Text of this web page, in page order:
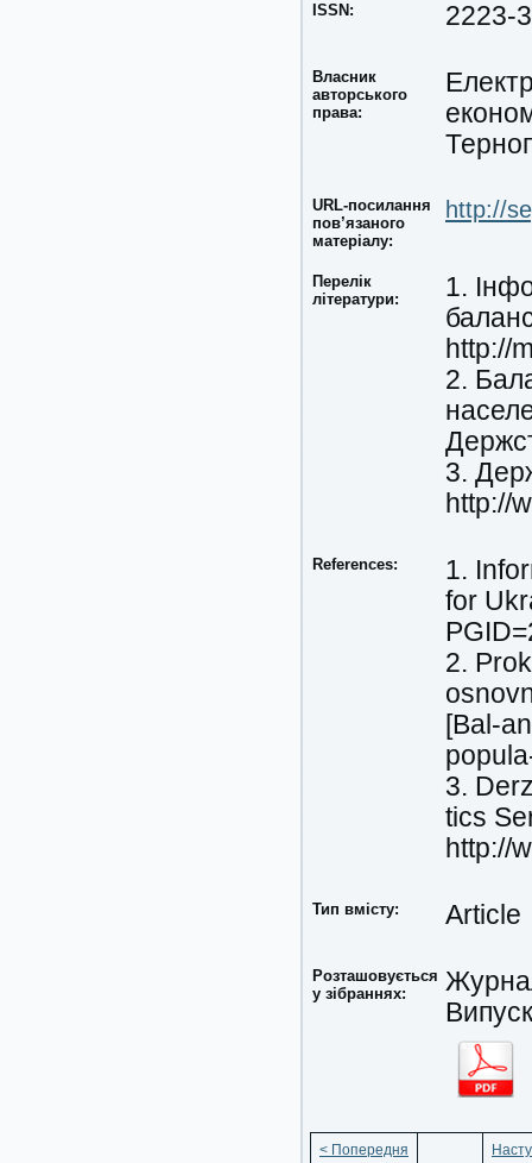
ISSN: 2223-
Власник
авторського
права:
URL-посилання
пов’язаного
матеріалу:
http://
Перелік
літератури:
1.
http://
2.
3.
http://
References:
1.
for
2.
[Bal-
3.
tics
http://
Тип вмісту: Article
Розташовується
у зібраннях:
< Попередня